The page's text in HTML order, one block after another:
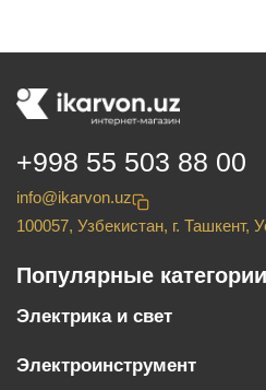
+998 55 503 88 00
info@ikarvon.uz
100057, Узбекистан, г. Ташкент,
Популярные категории
Электрика и свет
Электроинструмент